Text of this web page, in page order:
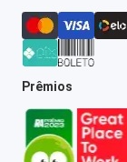
Prêmios